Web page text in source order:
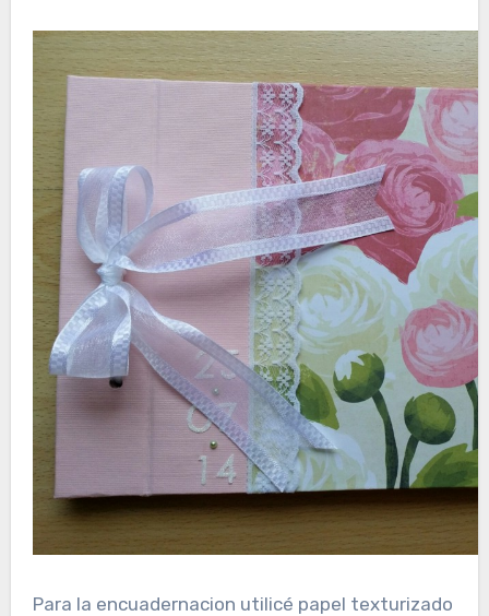
Para la encuadernacion utilicé papel texturizado